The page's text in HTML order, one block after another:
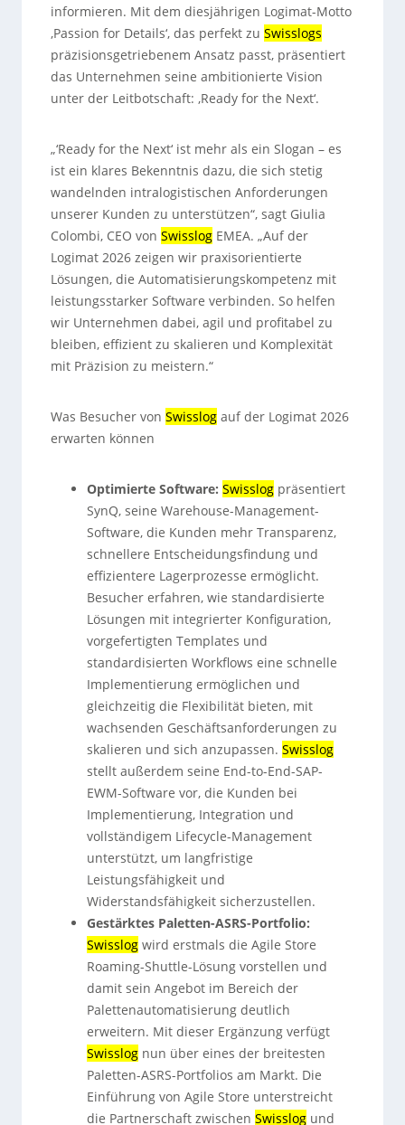
informieren. Mit dem diesjährigen Logimat-Motto
‚Passion for Details‘, das perfekt zu Swisslogs
präzisionsgetriebenem Ansatz passt, präsentiert
das Unternehmen seine ambitionierte Vision
unter der Leitbotschaft: ‚Ready for the Next‘.
„‘Ready for the Next‘ ist mehr als ein Slogan – es
ist ein klares Bekenntnis dazu, die sich stetig
wandelnden intralogistischen Anforderungen
unserer Kunden zu unterstützen“, sagt Giulia
Colombi, CEO von SwisslogEMEA. „Auf der
Logimat 2026 zeigen wir praxisorientierte
Lösungen, die Automatisierungskompetenz mit
leistungsstarker Software verbinden. So helfen
wir Unternehmen dabei, agil und profitabel zu
bleiben, effizient zu skalieren und Komplexität
mit Präzision zu meistern.“
Was Besucher von Swisslogauf der Logimat 2026
erwarten können
Optimierte Software: Swisslogpräsentiert
SynQ, seine Warehouse-Management-
Software, die Kunden mehr Transparenz,
schnellere Entscheidungsfindung und
effizientere Lagerprozesse ermöglicht.
Besucher erfahren, wie standardisierte
Lösungen mit integrierter Konfiguration,
vorgefertigten Templates und
standardisierten Workflows eine schnelle
Implementierung ermöglichen und
gleichzeitig die Flexibilität bieten, mit
wachsenden Geschäftsanforderungen zu
skalieren und sich anzupassen. Swisslog
stellt außerdem seine End-to-End-SAP-
EWM-Software vor, die Kunden bei
Implementierung, Integration und
vollständigem Lifecycle-Management
unterstützt, um langfristige
Leistungsfähigkeit und
Widerstandsfähigkeit sicherzustellen.
Gestärktes Paletten-ASRS-Portfolio:
Swisslogwird erstmals die Agile Store
Roaming-Shuttle-Lösung vorstellen und
damit sein Angebot im Bereich der
Palettenautomatisierung deutlich
erweitern. Mit dieser Ergänzung verfügt
Swisslognun über eines der breitesten
Paletten-ASRS-Portfolios am Markt. Die
Einführung von Agile Store unterstreicht
die Partnerschaft zwischen Swisslogund